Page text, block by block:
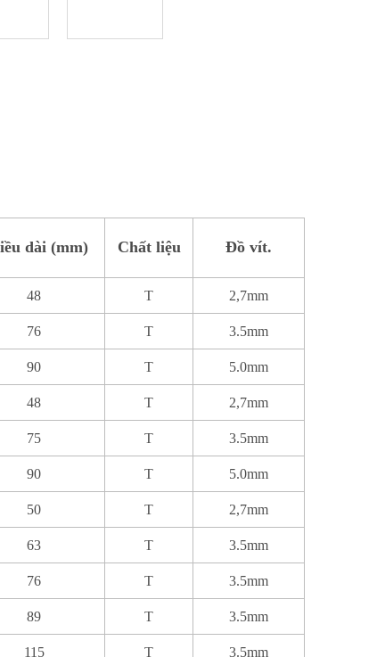
dài (mm) Chất liệu Đồ vít.
48 T 2,7mm
76 T 3.5mm
90 T 5.0mm
48 T 2,7mm
75 T 3.5mm
90 T 5.0mm
50 T 2,7mm
63 T 3.5mm
76 T 3.5mm
89 T 3.5mm
115 T 3.5mm